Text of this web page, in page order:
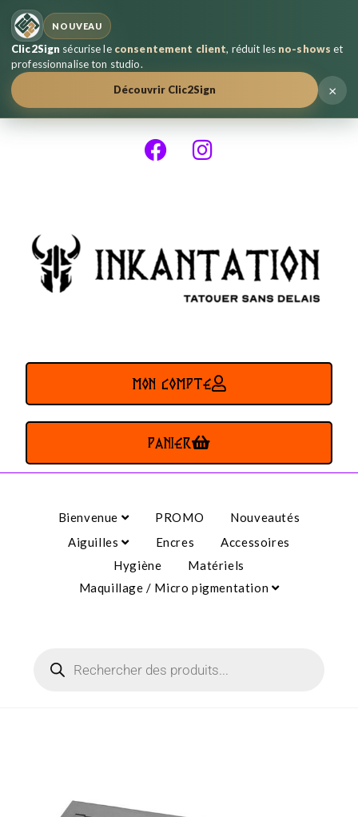
NOUVEAU
Clic2Sign sécurise le consentement client, réduit les no-shows et
professionnalise ton studio.
Découvrir Clic2Sign
×
MON COMPTE
PANIER
Bienvenue PROMO
Nouveautés
Aiguilles
Encres
Accessoires
Hygiène
Matériels
Maquillage / Micro pigmentation